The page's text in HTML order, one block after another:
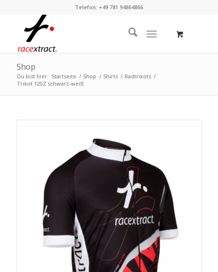
Telefon: +49 781 94864866
Shop
Du bist hier: Startseite / Shop / Shirts / Radtrikots /
Trikot 120Z schwarz-weiß